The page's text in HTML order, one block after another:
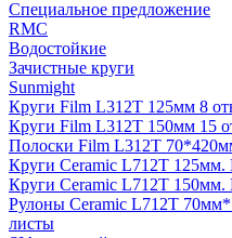
Специальное предложение
RMC
Водостойкие
Зачистные круги
Sunmight
Круги Film L312T 125мм 8
Круги Film L312T 150мм 15
Полоски Film L312T
Круги Ceramic L712T 125мм.
Круги Ceramic L712T 150мм.
Рулоны Ceramic L712T
листы